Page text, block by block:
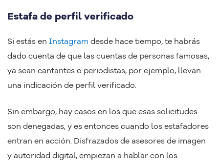
Estafa de perfil verificado
Si estás en Instagram desde hace tiempo, te habrás
dado cuenta de que las cuentas de personas famosas,
ya sean cantantes o periodistas, por ejemplo, llevan
una indicación de perfil verificado.
Sin embargo, hay casos en los que esas solicitudes
son denegadas, y es entonces cuando los estafadores
entran en acción. Disfrazados de asesores de imagen
y autoridad digital, empiezan a hablar con los